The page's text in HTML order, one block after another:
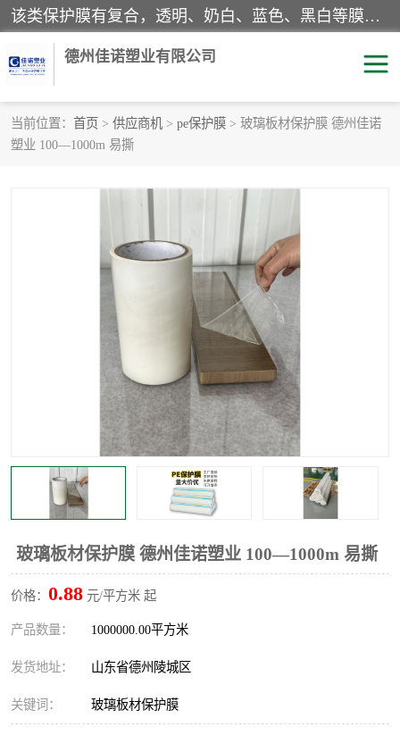
该类保护膜有复合，透明、奶白、蓝色、黑白等膜型。特高粘，高粘，中高粘，中粘，中低粘，低粘等。对于不同的粘力要求有相应的产品相适配。无胶渍残留污染。在较宽的收卷幅度下平整无皱纹，收卷长度大，利于机械化及自动化施工粘贴。为您的产品提供的表面保护解决方案。 产品广泛适用于：铝材、不锈钢、金属、塑料、电子、家电、家具、玻璃、化工材料、装饰材料等。
德州佳诺塑业有限公司
当前位置： 首页 > 供应商机 > pe保护膜 > 玻璃板材保护膜 德州佳诺
塑业 100—1000m 易撕
玻璃板材保护膜 德州佳诺塑业 100—1000m 易撕
价格： 0.88 元/平方米 起
产品数量： 1000000.00平方米
发货地址： 山东省德州陵城区
关键词： 玻璃板材保护膜
pe保护膜
家具保护膜
透明保护膜
乳白保护膜
纯黑保护膜
彩钢板保护膜
不绣钢板保护膜 两边上胶保护膜
窗缝阻风胶带 铝板保护膜
不锈钢板保护膜 一次性隔离膜